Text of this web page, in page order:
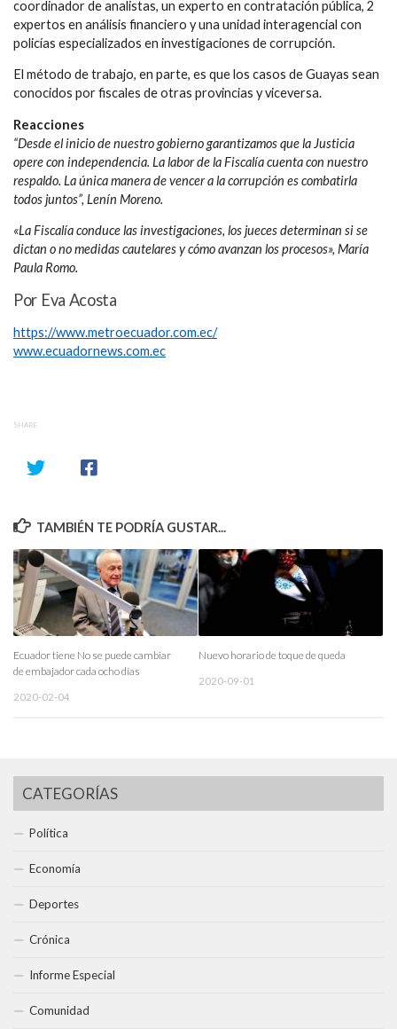
coordinador de analistas, un experto en contratación pública, 2
expertos en análisis financiero y una unidad interagencial con
policías especializados en investigaciones de corrupción.
El método de trabajo, en parte, es que los casos de Guayas sean
conocidos por fiscales de otras provincias y viceversa.
Reacciones
“Desde el inicio de nuestro gobierno garantizamos que la Justicia
opere con independencia. La labor de la Fiscalía cuenta con nuestro
respaldo. La única manera de vencer a la corrupción es combatirla
todos juntos”, Lenín Moreno.
«La Fiscalía conduce las investigaciones, los jueces determinan si se
dictan o no medidas cautelares y cómo avanzan los procesos», María
Paula Romo.
Por Eva Acosta
https://www.metroecuador.com.ec/
www.ecuadornews.com.ec
SHARE
TAMBIÉN TE PODRÍA GUSTAR...
Ecuador tiene No se puede cambiar
de embajador cada ocho días
2020-02-04
Nuevo horario de toque de queda
2020-09-01
CATEGORÍAS
Política
Economía
Deportes
Crónica
Informe Especial
Comunidad